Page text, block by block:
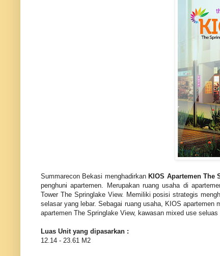
Summarecon Bekasi menghadirkanKIOS Apartemen The
penghuni apartemen. Merupakan ruang usaha di
Tower The Springlake View. Memiliki posisi strategis
selasar yang lebar. Sebagai ruang usaha, KIOS apartemen
apartemen The Springlake View, kawasan mixed use
Luas Unit yang dipasarkan :
12.14 - 23.61 M2